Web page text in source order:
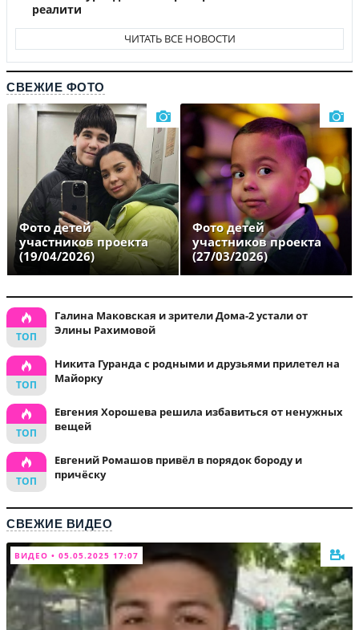
реалити
ЧИТАТЬ ВСЕ НОВОСТИ
СВЕЖИЕ ФОТО
Фото детей
участников проекта
(19/04/2026)
Фото детей
участников проекта
(27/03/2026)
Галина Маковская и зрители Дома-2 устали от
Элины Рахимовой
Никита Гуранда с родными и друзьями прилетел на
Майорку
Евгения Хорошева решила избавиться от ненужных
вещей
Евгений Ромашов привёл в порядок бороду и
причёску
СВЕЖИЕ ВИДЕО
ВИДЕО • 05.05.2025 17:07